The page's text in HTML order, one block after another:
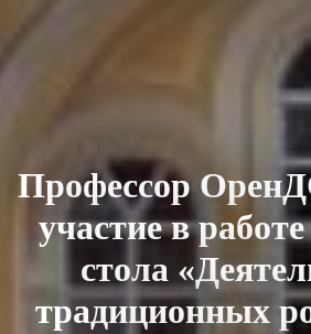
Профессор
участие в
стола
традиционных